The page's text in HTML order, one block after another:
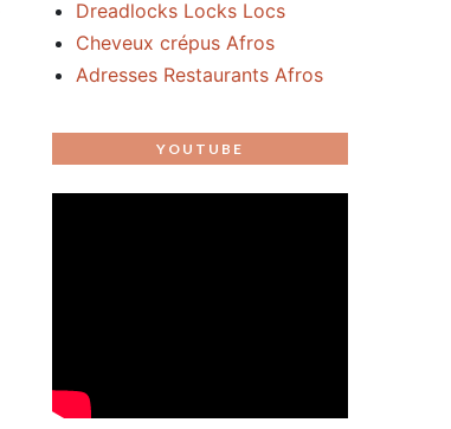
Dreadlocks Locks Locs
Cheveux crépus Afros
Adresses Restaurants Afros
YOUTUBE